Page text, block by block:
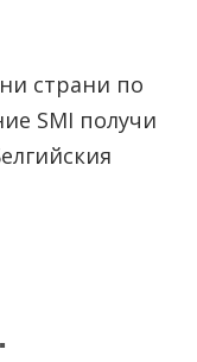
страни по
SMI получи